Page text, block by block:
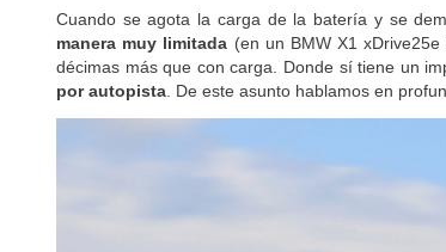
Cuando se agota la carga de la batería y se
manera muy limitada (en un BMW X1
décimas más que con carga. Donde sí tiene un
por autopista. De este asunto hablamos en